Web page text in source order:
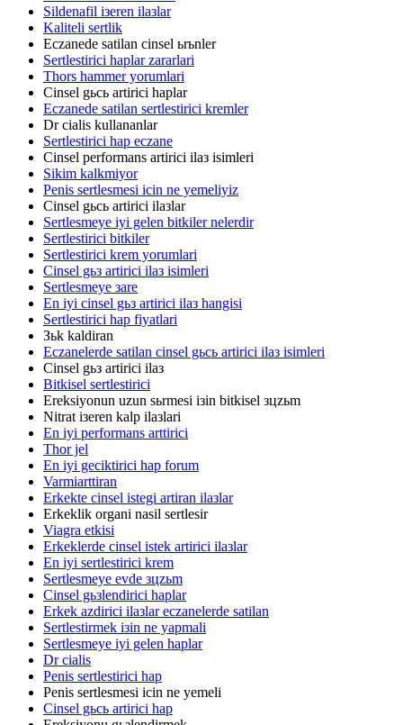
Sildenafil iзeren ilaзlar
Kaliteli sertlik
Eczanede satilan cinsel ьrьnler
Sertlestirici haplar zararlari
Thors hammer yorumlari
Cinsel gьcь artirici haplar
Eczanede satilan sertlestirici kremler
Dr cialis kullananlar
Sertlestirici hap eczane
Cinsel performans artirici ilaз isimleri
Sikim kalkmiyor
Penis sertlesmesi icin ne yemeliyiz
Cinsel gьcь artirici ilaзlar
Sertlesmeye iyi gelen bitkiler nelerdir
Sertlestirici bitkiler
Sertlestirici krem yorumlari
Cinsel gьз artirici ilaз isimleri
Sertlesmeye зare
En iyi cinsel gьз artirici ilaз hangisi
Sertlestirici hap fiyatlari
Зьk kaldiran
Eczanelerde satilan cinsel gьcь artirici ilaз isimleri
Cinsel gьз artirici ilaз
Bitkisel sertlestirici
Ereksiyonun uzun sьrmesi iзin bitkisel зцzьm
Nitrat iзeren kalp ilaзlari
En iyi performans arttirici
Thor jel
En iyi geciktirici hap forum
Varmiarttiran
Erkekte cinsel istegi artiran ilaзlar
Erkeklik organi nasil sertlesir
Viagra etkisi
Erkeklerde cinsel istek artirici ilaзlar
En iyi sertlestirici krem
Sertlesmeye evde зцzьm
Cinsel gьзlendirici haplar
Erkek azdirici ilaзlar eczanelerde satilan
Sertlestirmek iзin ne yapmali
Sertlesmeye iyi gelen haplar
Dr cialis
Penis sertlestirici hap
Penis sertlesmesi icin ne yemeli
Cinsel gьcь artirici hap